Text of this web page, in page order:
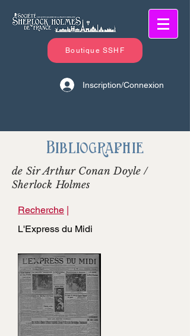
Boutique SSHF
Inscription/Connexion
Bibliographie
de Sir Arthur Conan Doyle /
Sherlock Holmes
Recherche |
L'Express du Midi